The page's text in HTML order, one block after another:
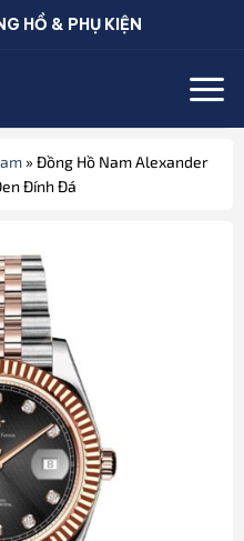
HỒ & PHỤ KIỆN
» Đồng Hồ Nam Alexander
Đính Đá